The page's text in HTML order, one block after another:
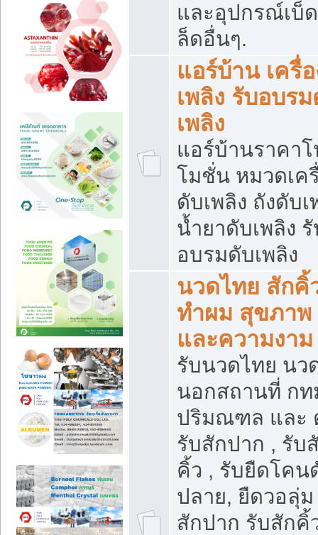
และอุปกรณ์เบ็
ล็ดอื่นๆ.
แอร์บ้าน เครื่
เพลิง รับอบร
เพลิง
แอร์บ้านราคาโ
โมชั่น หมวดเค
ดับเพลิง ถังดับเ
น้ำยาดับเพลิง
อบรมดับเพลิง
นวดไทย สักคิ้
ทำผม สุขภาพ
และความงาม
รับนวดไทย นว
นอกสถานที่ กท
ปริมณฑล และ
รับสักปาก , รับ
คิ้ว , รับยืดโคน
ปลาย, ยืดวอลุ่ม
สักปาก รับสักคิ้